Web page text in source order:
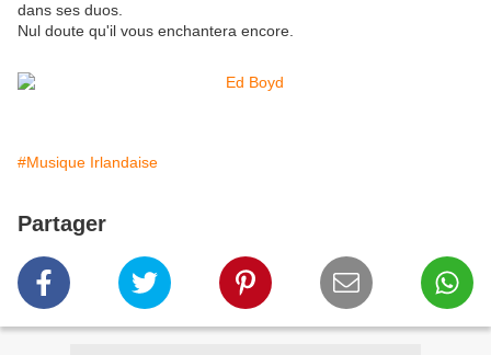
dans ses duos.
Nul doute qu'il vous enchantera encore.
#Musique Irlandaise
Partager